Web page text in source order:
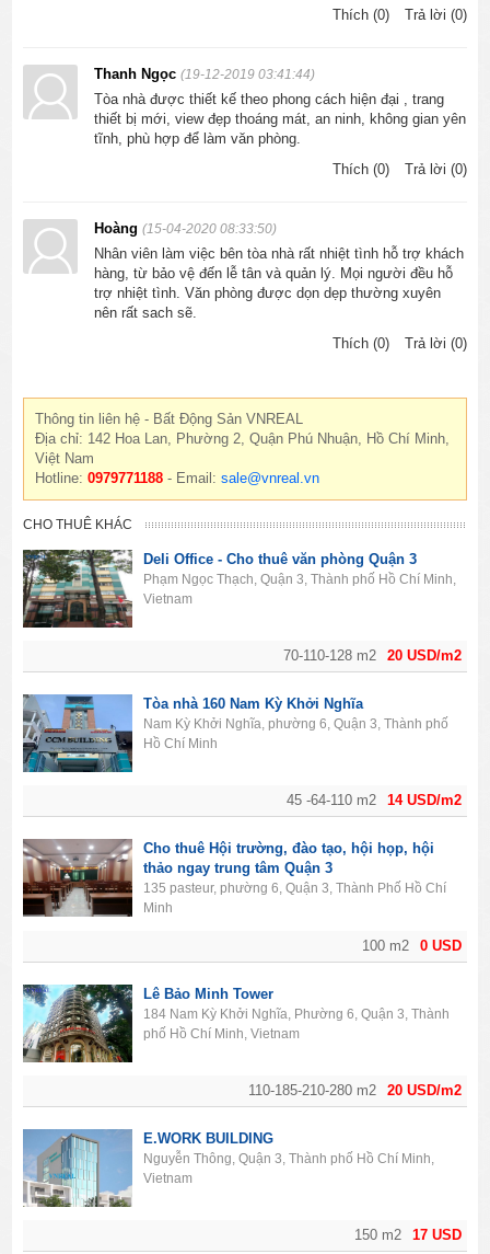
Thích (0) Trả lời (0)
Thanh Ngọc(19-12-2019 03:41:44)
Tòa nhà được thiết kế theo phong cách hiện đại , trang
thiết bị mới, view đẹp thoáng mát, an ninh, không gian yên
tĩnh, phù hợp để làm văn phòng.
Thích (0)
Trả lời (0)
Hoàng(15-04-2020 08:33:50)
Nhân viên làm việc bên tòa nhà rất nhiệt tình hỗ trợ khách
hàng, từ bảo vệ đến lễ tân và quản lý. Mọi người đều hỗ
trợ nhiệt tình. Văn phòng được dọn dẹp thường xuyên
nên rất sach sẽ.
Thích (0)
Trả lời (0)
Thông tin liên hệ - Bất Động Sản VNREAL
Địa chỉ: 142 Hoa Lan, Phường 2, Quận Phú Nhuận, Hồ Chí Minh,
Việt Nam
Hotline:0979771188 - Email:sale@vnreal.vn
CHO THUÊ KHÁC
20 USD/m2
70-110-128 m2
Deli Office - Cho thuê văn phòng Quận 3
Phạm Ngọc Thạch, Quận 3, Thành phố Hồ Chí Minh,
Vietnam
14 USD/m2
45 -64-110 m2
Tòa nhà 160 Nam Kỳ Khởi Nghĩa
Nam Kỳ Khởi Nghĩa, phường 6, Quận 3, Thành phố
Hồ Chí Minh
0 USD
100 m2
Cho thuê Hội trường, đào tạo, hội họp, hội
thảo ngay trung tâm Quận 3
135 pasteur, phường 6, Quận 3, Thành Phố Hồ Chí
Minh
20 USD/m2
110-185-210-280 m2
Lê Bảo Minh Tower
184 Nam Kỳ Khởi Nghĩa, Phường 6, Quận 3, Thành
phố Hồ Chí Minh, Vietnam
17 USD
150 m2
E.WORK BUILDING
Nguyễn Thông, Quận 3, Thành phố Hồ Chí Minh,
Vietnam